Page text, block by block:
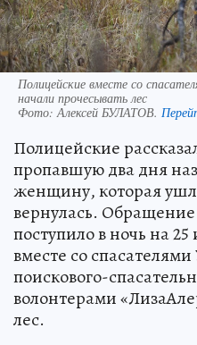
Полицейские вместе со
начали прочесывать лес
Фото:Алексей БУЛАТОВ.
Полицейские
пропавшую два дня
женщину, которая
вернулась.
поступило в ночь на
вместе со
поискового-
волонтерами
лес.